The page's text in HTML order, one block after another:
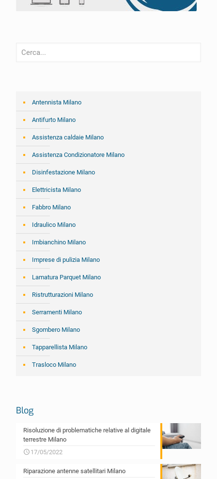
Antennista Milano
Antifurto Milano
Assistenza caldaie Milano
Assistenza Condizionatore Milano
Disinfestazione Milano
Elettricista Milano
Fabbro Milano
Idraulico Milano
Imbianchino Milano
Imprese di pulizia Milano
Lamatura Parquet Milano
Ristrutturazioni Milano
Serramenti Milano
Sgombero Milano
Tapparellista Milano
Trasloco Milano
Blog
Risoluzione di problematiche relative al digitale
terrestre Milano
17/05/2022
Riparazione antenne satellitari Milano